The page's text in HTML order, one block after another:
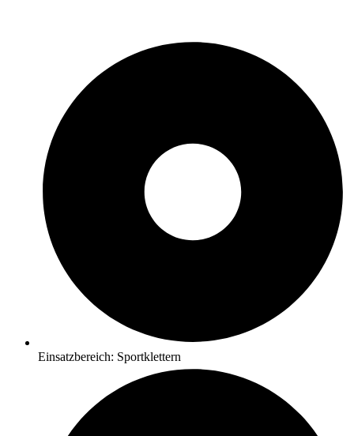
Einsatzbereich: Sportklettern